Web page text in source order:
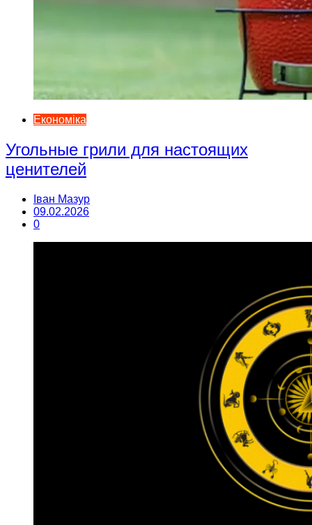
Економіка
Угольные грили для настоящих
ценителей
Іван Мазур
09.02.2026
0